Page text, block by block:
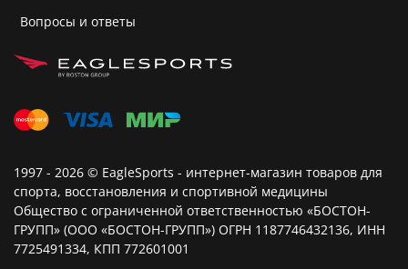
Вопросы и ответы
1997 - 2026 © EagleSports - интернет-магазин товаров для
спорта, восстановления и спортивной медицины
Общество с ограниченной ответственностью «БОСТОН-
ГРУПП» (ООО «БОСТОН-ГРУПП») ОГРН 1187746432136, ИНН
7725491334, КПП 772601001